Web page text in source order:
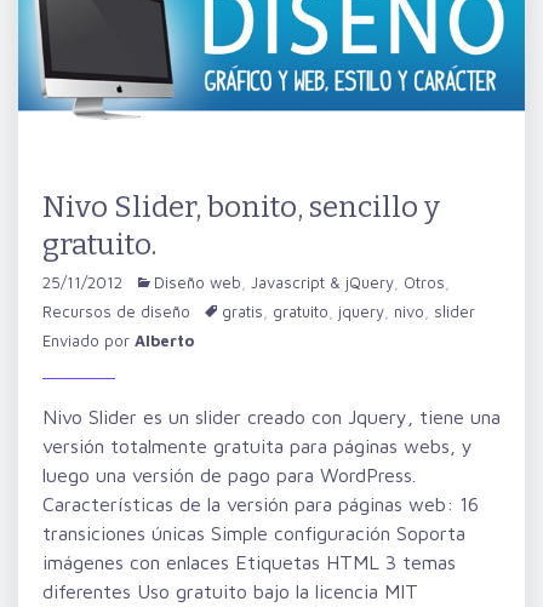
Nivo Slider, bonito, sencillo y
gratuito.
25/11/2012 Diseño web Javascript & jQuery Otros
Recursos de diseño
gratis gratuito jquery nivo
slider
Enviado por Alberto
Nivo Slider es un slider creado con Jquery, tiene una
versión totalmente gratuita para páginas webs, y
luego una versión de pago para WordPress.
Características de la versión para páginas web: 16
transiciones únicas Simple configuración Soporta
imágenes con enlaces Etiquetas HTML 3 temas
diferentes Uso gratuito bajo la licencia MIT